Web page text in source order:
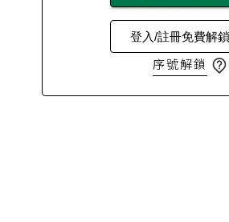
登入/註冊免費解鎖
序號解鎖